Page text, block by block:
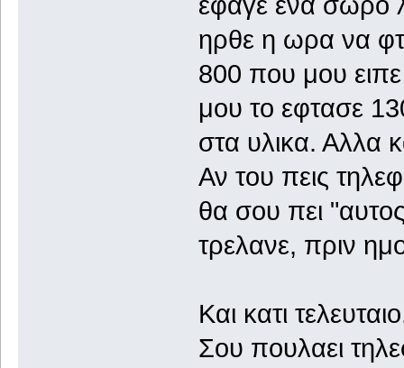
ηρθε η ωρα να
800 που μου
μου το εφτασε
στα υλικα. Αλλα
Αν του πεις
θα σου πει "αυτος
τρελανε, πριν
Και κατι
Σου πουλαει